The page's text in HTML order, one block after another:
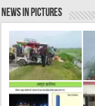
News in Pictures